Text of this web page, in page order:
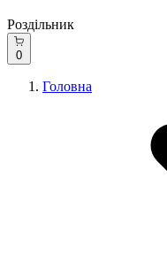
Роздільник
0
Головна